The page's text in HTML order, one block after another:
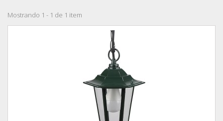
Mostrando 1 - 1 de 1 item